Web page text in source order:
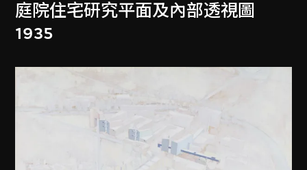
庭院住宅研究平面及內部透視圖
1935